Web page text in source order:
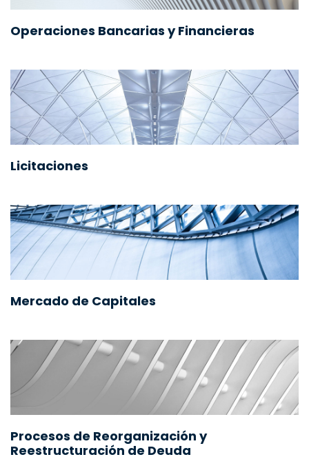
Operaciones Bancarias y Financieras
Licitaciones
Mercado de Capitales
Procesos de Reorganización y
Reestructuración de Deuda